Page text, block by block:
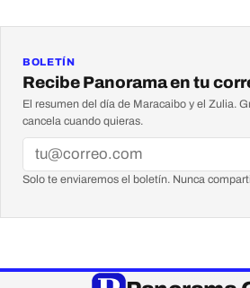
BOLETÍN
Recibe Panorama en tu
El resumen del día de Maracaibo y el Zulia.
cancela cuando quieras.
Solo te enviaremos el boletín. Nunca